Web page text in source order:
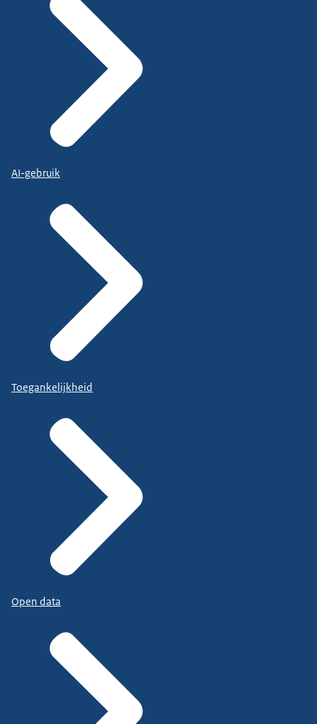
AI-gebruik
Toegankelijkheid
Open data